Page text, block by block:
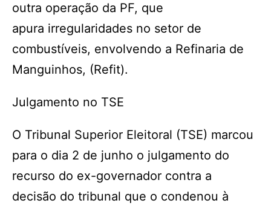
outra operação da PF, que
apura irregularidades no setor de
combustíveis, envolvendo a Refinaria de
Manguinhos, (Refit).
Julgamento no TSE
O Tribunal Superior Eleitoral (TSE) marcou
para o dia 2 de junho o julgamento do
recurso do ex-governador contra a
decisão do tribunal que o condenou à